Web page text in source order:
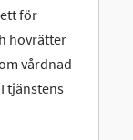
för
hovrätter
vårdnad
tjänstens